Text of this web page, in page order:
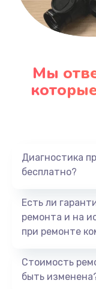
Мы
Диагностика
бесплатно?
Есть ли
ремонта и на
при ремонте
Стоимость
быть